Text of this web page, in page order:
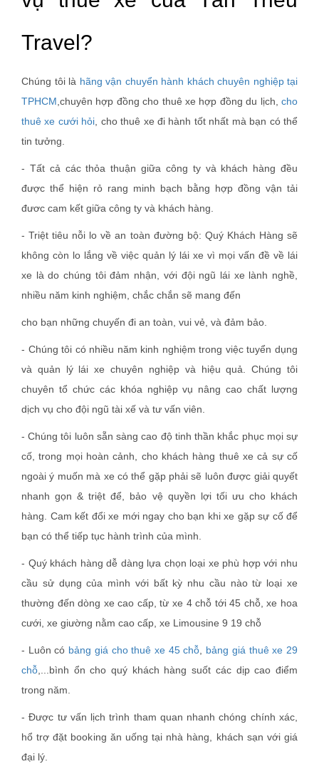
Travel?
Chúng tôi là hãng vận chuyển hành khách chuyên nghiệp tại
TPHCM ,chuyên hợp đồng cho thuê xe hợp đồng du lịch, cho
thuê xe cưới hỏi , cho thuê xe đi hành tốt nhất mà bạn có thể
tin tưởng.
- Tất cả các thỏa thuận giữa công ty và khách hàng đều
được thể hiện rỏ rang minh bạch bằng hợp đồng vận tải
đươc cam kết giữa công ty và khách hàng.
- Triệt tiêu nỗi lo về an toàn đường bộ: Quý Khách Hàng sẽ
không còn lo lắng về việc quản lý lái xe vì mọi vấn đề về lái
xe là do chúng tôi đảm nhận, với đội ngũ lái xe lành nghề,
nhiều năm kinh nghiệm, chắc chắn sẽ mang đến
cho bạn những chuyến đi an toàn, vui vẻ, và đảm bảo.
- Chúng tôi có nhiều năm kinh nghiệm trong việc tuyển dụng
và quản lý lái xe chuyên nghiệp và hiệu quả. Chúng tôi
chuyên tổ chức các khóa nghiệp vụ nâng cao chất lượng
dịch vụ cho đội ngũ tài xế và tư vấn viên.
- Chúng tôi luôn sẵn sàng cao độ tinh thần khắc phục mọi sự
cố, trong mọi hoàn cảnh, cho khách hàng thuê xe cả sự cố
ngoài ý muốn mà xe có thể gặp phải sẽ luôn được giải quyết
nhanh gọn & triệt để, bảo vệ quyền lợi tối ưu cho khách
hàng. Cam kết đổi xe mới ngay cho bạn khi xe gặp sự cố để
bạn có thể tiếp tục hành trình của mình.
- Quý khách hàng dễ dàng lựa chọn loại xe phù hợp với nhu
cầu sử dụng của mình với bất kỳ nhu cầu nào từ loại xe
thường đến dòng xe cao cấp, từ xe 4 chỗ tới 45 chỗ, xe hoa
cưới, xe giường nằm cao cấp, xe Limousine 9 19 chỗ
- Luôn có bảng giá cho thuê xe 45 chỗ
bảng giá thuê xe 29
chỗ ,...bình ổn cho quý khách hàng suốt các dịp cao điểm
trong năm.
- Được tư vấn lịch trình tham quan nhanh chóng chính xác,
hổ trợ đặt booking ăn uống tại nhà hàng, khách sạn với giá
đại lý.